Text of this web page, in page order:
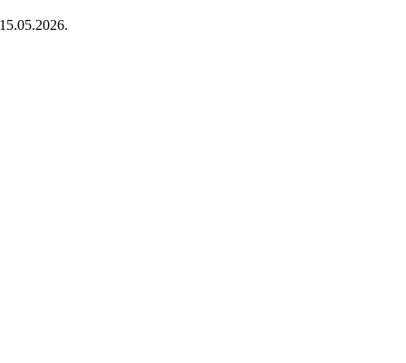
15.05.2026.